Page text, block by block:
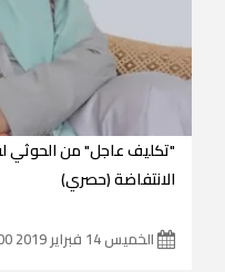
"تكليف عاجل" من الحوثي
الانتفاضة (حصري)
الخميس 14 فبراير 2019 23:22:00